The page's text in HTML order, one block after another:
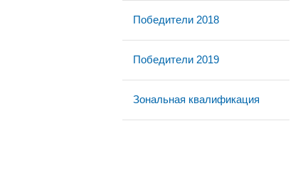
Победители 2018
Победители 2019
Зональная квалификация